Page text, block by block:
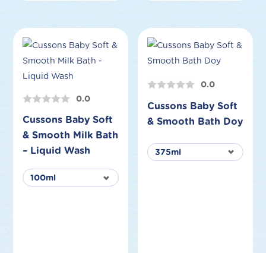
0.0
Cussons Baby Soft
& Smooth Milk Bath
– Liquid Wash
0.0
Cussons Baby Soft
& Smooth Bath Doy